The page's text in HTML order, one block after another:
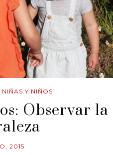
NIÑAS Y NIÑOS
Observar la
2015